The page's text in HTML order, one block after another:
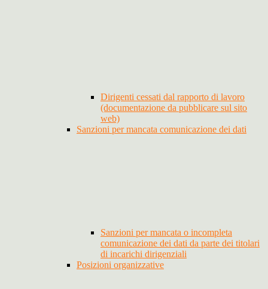
Dirigenti cessati dal rapporto di lavoro
(documentazione da pubblicare sul sito
web)
Sanzioni per mancata comunicazione dei dati
Sanzioni per mancata o incompleta
comunicazione dei dati da parte dei titolari
di incarichi dirigenziali
Posizioni organizzative